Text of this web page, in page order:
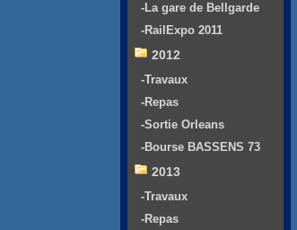
-La gare de Bellgarde
-RailExpo 2011
2012
-Travaux
-Repas
-Sortie Orleans
-Bourse BASSENS 73
2013
-Travaux
-Repas